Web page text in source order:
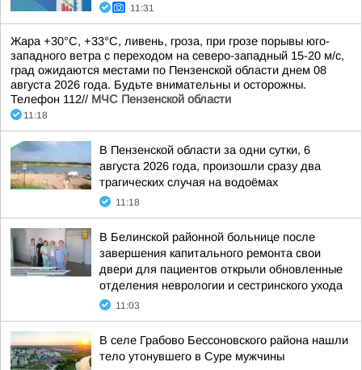
11:31
Жара +30°С, +33°С, ливень, гроза, при грозе порывы юго-
западного ветра с переходом на северо-западный 15-20 м/с,
град ожидаются местами по Пензенской области днем 08
августа 2026 года. Будьте внимательны и осторожны.
Телефон 112// МЧС Пензенской области
11:18
В Пензенской области за одни сутки, 6
августа 2026 года, произошли сразу два
трагических случая на водоёмах
11:18
В Белинской районной больнице после
завершения капитального ремонта свои
двери для пациентов открыли обновленные
отделения неврологии и сестринского ухода
11:03
В селе Грабово Бессоновского района нашли
тело утонувшего в Суре мужчины